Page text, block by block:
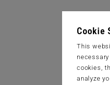
Cookie
This
cookies,
analyze